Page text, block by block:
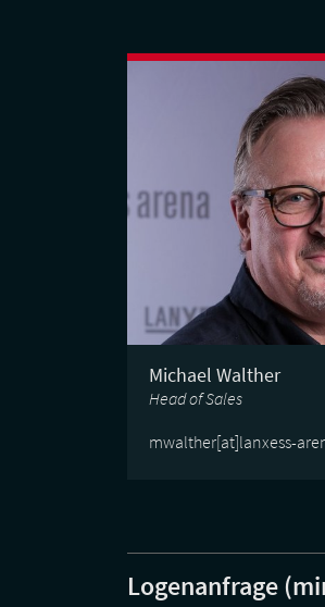
Michael Walther
Head of Sales
mwalther[at]lanxess-
Logenanfrage